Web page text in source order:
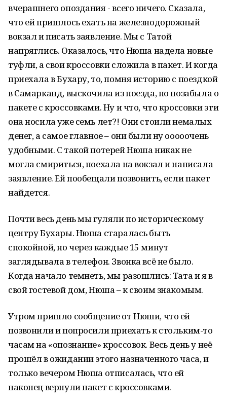
вчерашнего опоздания - всего ничего. Сказала,
что ей пришлось ехать на железнодорожный
вокзал и писать заявление. Мы с Татой
напряглись. Оказалось, что Нюша надела новые
туфли, а свои кроссовки сложила в пакет. И когда
приехала в Бухару, то, помня историю с поездкой
в Самарканд, выскочила из поезда, но позабыла о
пакете с кроссовками. Ну и что, что кроссовки эти
она носила уже семь лет?! Они стоили немалых
денег, а самое главное – они были ну ооооочень
удобными. С такой потерей Нюша никак не
могла смириться, поехала на вокзал и написала
заявление. Ей пообещали позвонить, если пакет
найдется.
Почти весь день мы гуляли по историческому
центру Бухары. Нюша старалась быть
спокойной, но через каждые 15 минут
заглядывала в телефон. Звонка всё не было.
Когда начало темнеть, мы разошлись: Тата и я в
свой гостевой дом, Нюша – к своим знакомым.
Утром пришло сообщение от Нюши, что ей
позвонили и попросили приехать к стольким-то
часам на «опознание» кроссовок. Весь день у неё
прошёл в ожидании этого назначенного часа, и
только вечером Нюша отписалась, что ей
наконец вернули пакет с кроссовками.